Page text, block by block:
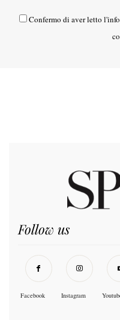
Confermo di aver letto l'
Follow us
Facebook Instagram